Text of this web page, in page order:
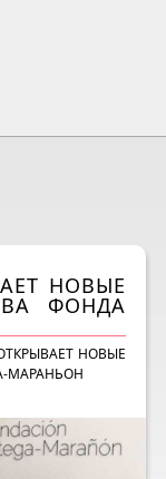
НОВЫЕ
ФОНДА
НОВЫЕ
МАРАНЬОН